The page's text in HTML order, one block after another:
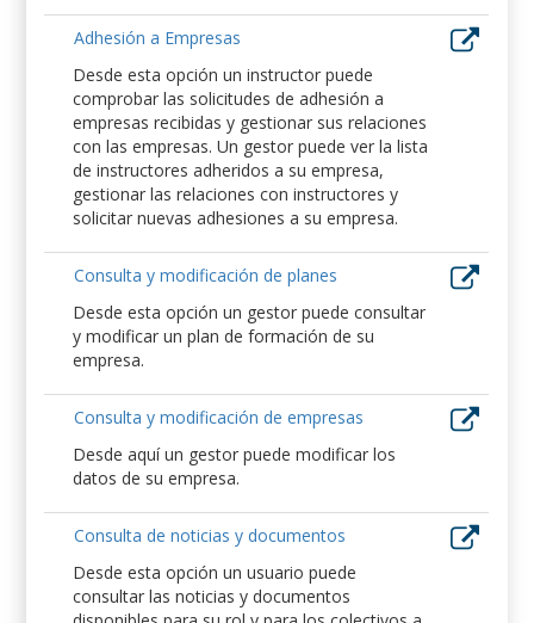
Adhesión a Empresas
Desde esta opción un instructor puede
comprobar las solicitudes de adhesión a
empresas recibidas y gestionar sus relaciones
con las empresas. Un gestor puede ver la lista
de instructores adheridos a su empresa,
gestionar las relaciones con instructores y
solicitar nuevas adhesiones a su empresa.
Consulta y modificación de planes
Desde esta opción un gestor puede consultar
y modificar un plan de formación de su
empresa.
Consulta y modificación de empresas
Desde aquí un gestor puede modificar los
datos de su empresa.
Consulta de noticias y documentos
Desde esta opción un usuario puede
consultar las noticias y documentos